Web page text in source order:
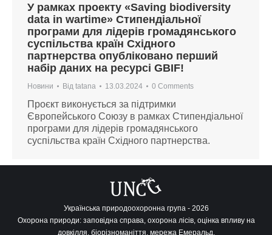
У рамках проекту «Saving biodiversity
data in wartime» Стипендіальної
програми для лідерів громадянського
суспільства країн Східного
партнерства опубліковано перший
набір даних на ресурсі GBIF!
Новини Від tatana 13.03.2024 0 Comments
Проєкт виконується за підтримки
Європейського Союзу в рамках Стипендіальної
програми для лідерів громадянського
суспільства країн Східного партнерства.
Українська природоохоронна група - 2026
Охорона природи: заповідна справа, охорона лісів, оцінка впливу на
довкілля, біорізноманіття, мережа Емеральд.